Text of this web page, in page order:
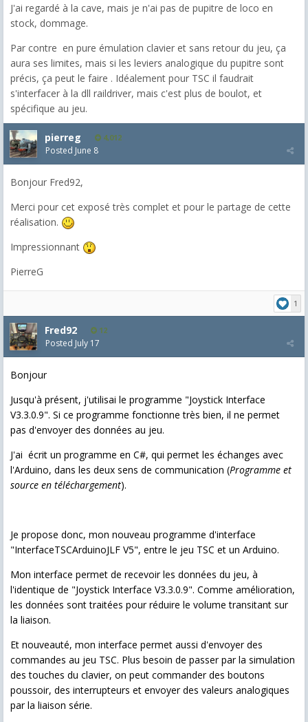
J'ai regardé à la cave, mais je n'ai pas de pupitre de loco en
stock, dommage.
Par contre en pure émulation clavier et sans retour du jeu, ça
aura ses limites, mais si les leviers analogique du pupitre sont
précis, ça peut le faire . Idéalement pour TSC il faudrait
s'interfacer à la dll raildriver, mais c'est plus de boulot, et
spécifique au jeu.
pierreg 4,012
Posted June 8
Bonjour Fred92,
Merci pour cet exposé très complet et pour le partage de cette
réalisation.
Impressionnant
PierreG
1
Fred92 12
Posted July 17
Bonjour
Jusqu'à présent, j'utilisai le programme "Joystick Interface
V3.3.0.9". Si ce programme fonctionne très bien, il ne permet
pas d'envoyer des données au jeu.
J'ai écrit un programme en C#, qui permet les échanges avec
l'Arduino, dans les deux sens de communication (Programme et
source en téléchargement).
Je propose donc, mon nouveau programme d'interface
"InterfaceTSCArduinoJLF V5", entre le jeu TSC et un Arduino.
Mon interface permet de recevoir les données du jeu, à
l'identique de "Joystick Interface V3.3.0.9". Comme amélioration,
les données sont traitées pour réduire le volume transitant sur
la liaison.
Et nouveauté, mon interface permet aussi d'envoyer des
commandes au jeu TSC. Plus besoin de passer par la simulation
des touches du clavier, on peut commander des boutons
poussoir, des interrupteurs et envoyer des valeurs analogiques
par la liaison série.